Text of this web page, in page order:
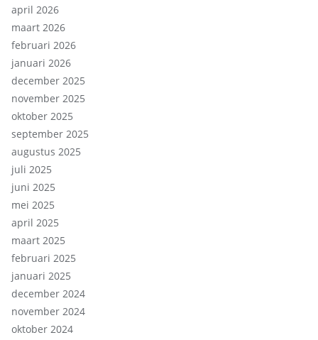
april 2026
maart 2026
februari 2026
januari 2026
december 2025
november 2025
oktober 2025
september 2025
augustus 2025
juli 2025
juni 2025
mei 2025
april 2025
maart 2025
februari 2025
januari 2025
december 2024
november 2024
oktober 2024